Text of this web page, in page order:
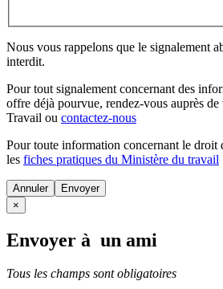
Nous vous rappelons que le signalement
interdit.
Pour tout signalement concernant des
offre déjà pourvue, rendez-vous auprès
Travail ou contactez-nous
Pour toute information concernant le droit
les fiches pratiques du Ministère du travail
Annuler
×
Envoyer à un ami
Tous les champs sont obligatoires